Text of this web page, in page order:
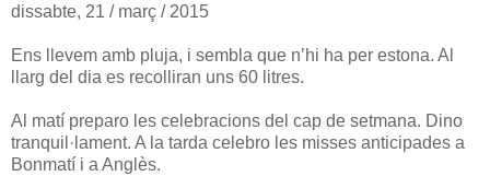
dissabte, 21 / març / 2015
Ens llevem amb pluja, i sembla que n’hi ha per estona. Al
llarg del dia es recolliran uns 60 litres.
Al matí preparo les celebracions del cap de setmana. Dino
tranquil·lament. A la tarda celebro les misses anticipades a
Bonmatí i a Anglès.